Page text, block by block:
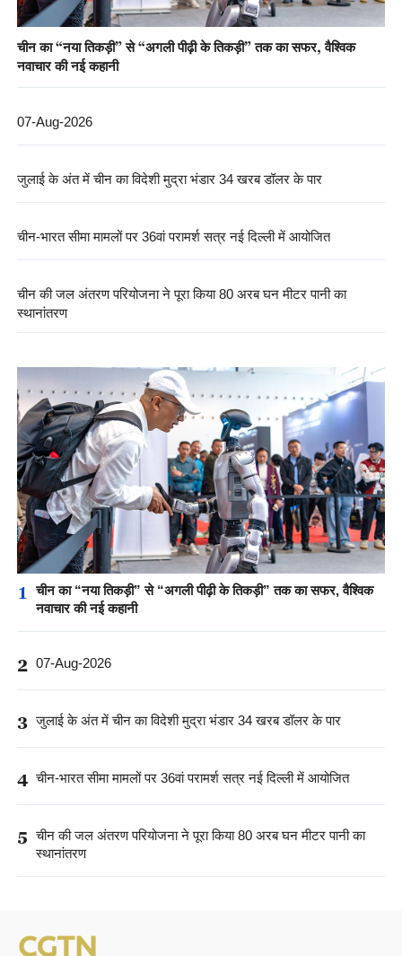
चीन का “नया तिकड़ी” से “अगली पीढ़ी के तिकड़ी” तक का सफर, वैश्विक
नवाचार की नई कहानी
07-Aug-2026
जुलाई के अंत में चीन का विदेशी मुद्रा भंडार 34 खरब डॉलर के पार
चीन-भारत सीमा मामलों पर 36वां परामर्श सत्र नई दिल्ली में आयोजित
चीन की जल अंतरण परियोजना ने पूरा किया 80 अरब घन मीटर पानी का
स्थानांतरण
1
चीन का “नया तिकड़ी” से “अगली पीढ़ी के तिकड़ी” तक का सफर, वैश्विक
नवाचार की नई कहानी
2 07-Aug-2026
3 जुलाई के अंत में चीन का विदेशी मुद्रा भंडार 34 खरब डॉलर के पार
4 चीन-भारत सीमा मामलों पर 36वां परामर्श सत्र नई दिल्ली में आयोजित
5 चीन की जल अंतरण परियोजना ने पूरा किया 80 अरब घन मीटर पानी का
स्थानांतरण